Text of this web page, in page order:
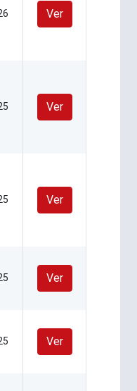
Ver
Ver
Ver
Ver
Ver